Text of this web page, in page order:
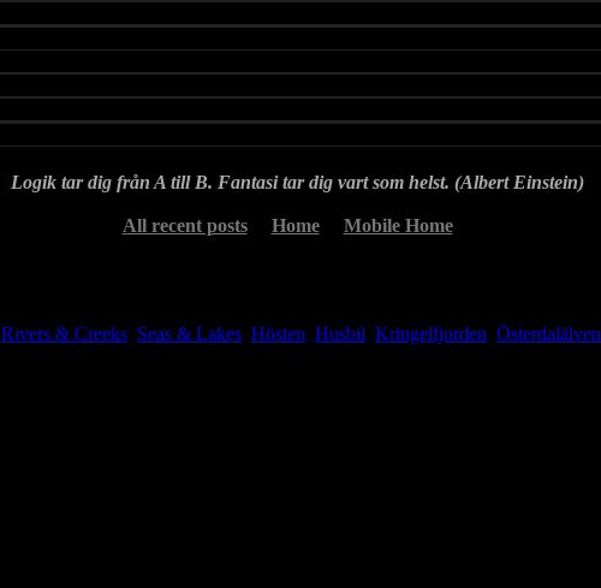
Logik tar dig från A till B. Fantasi tar dig vart som helst. (Albert Einstein)
All recent posts Home Mobile Home
Rivers & Creeks Seas & Lakes Hösten Husbil Kringelfjorden Österdalälven